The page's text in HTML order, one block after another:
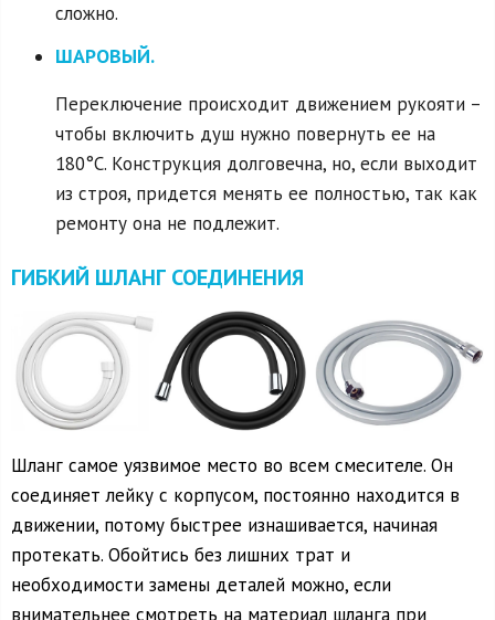
сложно.
ШАРОВЫЙ.
Переключение происходит движением рукояти –
чтобы включить душ нужно повернуть ее на
180°C. Конструкция долговечна, но, если выходит
из строя, придется менять ее полностью, так как
ремонту она не подлежит.
ГИБКИЙ ШЛАНГ СОЕДИНЕНИЯ
Шланг самое уязвимое место во всем смесителе. Он
соединяет лейку с корпусом, постоянно находится в
движении, потому быстрее изнашивается, начиная
протекать. Обойтись без лишних трат и
необходимости замены деталей можно, если
внимательнее смотреть на материал шланга при